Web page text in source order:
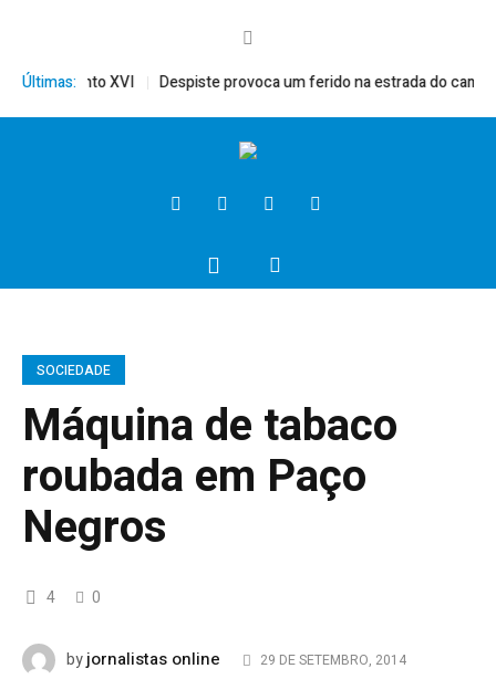
Últimas:
Bento XVI Despiste provoca um ferido na estrada do campo
SOCIEDADE
Máquina de tabaco
roubada em Paço
Negros
4 0
byjornalistas online 29 DE SETEMBRO, 2014